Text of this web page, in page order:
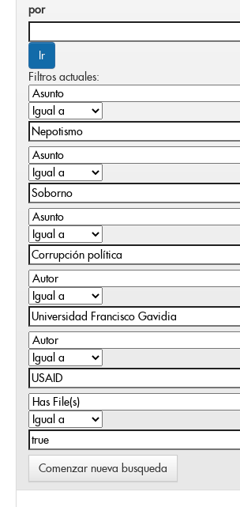
por
Filtros actuales:
Comenzar nueva busqueda